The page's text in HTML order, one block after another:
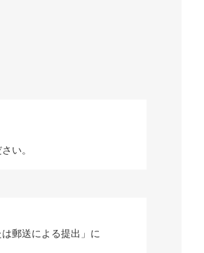
い。
郵送による提出」に